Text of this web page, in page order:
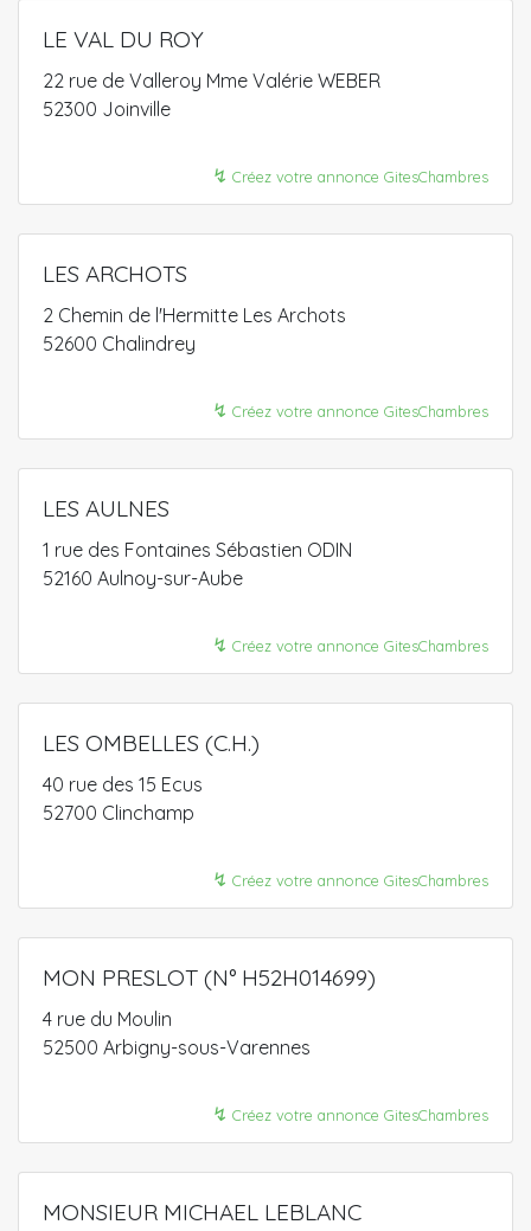
LE VAL DU ROY
22 rue de Valleroy Mme Valérie WEBER
52300 Joinville
↯ Créez votre annonce GitesChambres
LES ARCHOTS
2 Chemin de l'Hermitte Les Archots
52600 Chalindrey
↯ Créez votre annonce GitesChambres
LES AULNES
1 rue des Fontaines Sébastien ODIN
52160 Aulnoy-sur-Aube
↯ Créez votre annonce GitesChambres
LES OMBELLES (C.H.)
40 rue des 15 Ecus
52700 Clinchamp
↯ Créez votre annonce GitesChambres
MON PRESLOT (N° H52H014699)
4 rue du Moulin
52500 Arbigny-sous-Varennes
↯ Créez votre annonce GitesChambres
MONSIEUR MICHAEL LEBLANC